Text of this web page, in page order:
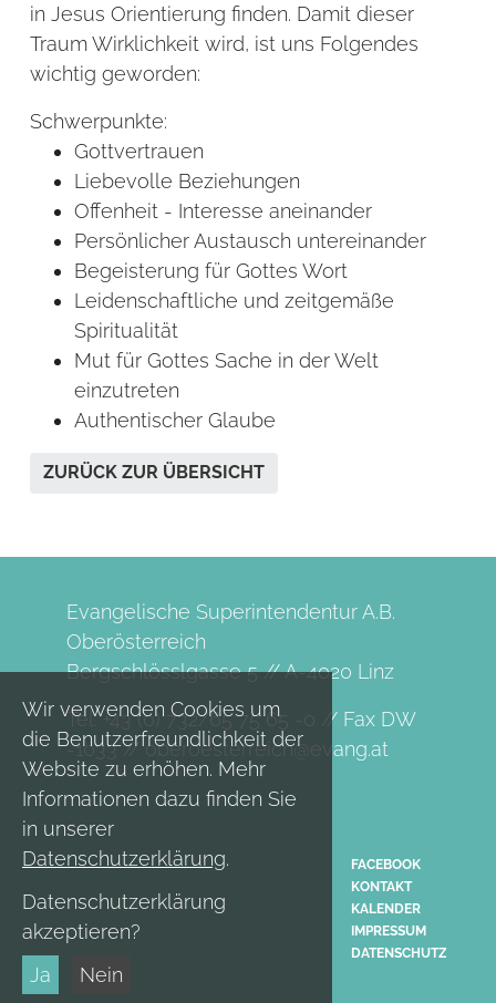
Wir verwenden Cookies um
die Benutzerfreundlichkeit der
Website zu erhöhen. Mehr
Informationen dazu finden Sie
in unserer
Datenschutzerklärung.
Datenschutzerklärung
akzeptieren?
Ja
Nein
in Jesus Orientierung finden. Damit dieser
Traum Wirklichkeit wird, ist uns Folgendes
wichtig geworden:
Schwerpunkte:
Gottvertrauen
Liebevolle Beziehungen
Offenheit - Interesse aneinander
Persönlicher Austausch untereinander
Begeisterung für Gottes Wort
Leidenschaftliche und zeitgemäße
Spiritualität
Mut für Gottes Sache in der Welt
einzutreten
Authentischer Glaube
ZURÜCK ZUR ÜBERSICHT
Evangelische Superintendentur A.B.
Oberösterreich
Bergschlösslgasse 5 // A-4020 Linz
Tel. +43 (0) 732/65 75 65 -0 // Fax DW
-1033 //oberoesterreich@evang.at
FACEBOOK
KONTAKT
KALENDER
IMPRESSUM
DATENSCHUTZ